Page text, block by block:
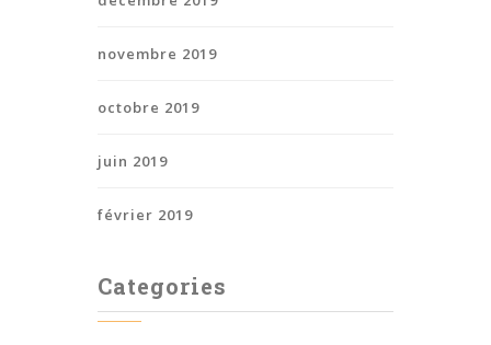
novembre 2019
octobre 2019
juin 2019
février 2019
Categories